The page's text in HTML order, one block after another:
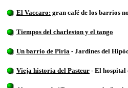
El Vaccaro: gran café de los barrios
Tiempos del charleston y el tango
Un barrio de Piria - Jardines del
Vieja historia del Pasteur - El hospital